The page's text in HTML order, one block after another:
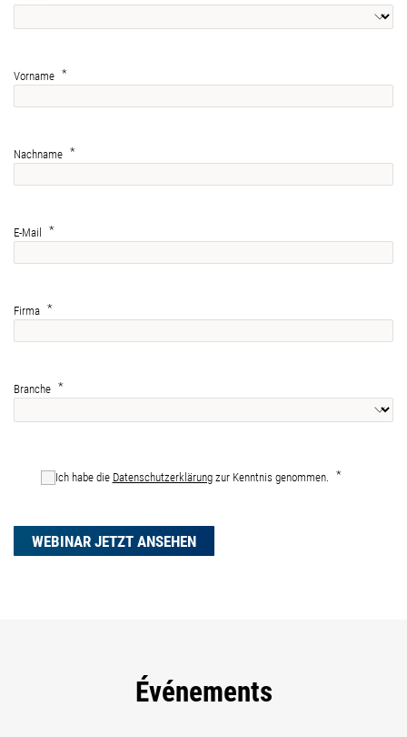
Vorname
Nachname
E-Mail
Firma
Branche
Ich habe die Datenschutzerklärung zur Kenntnis genommen.
WEBINAR JETZT ANSEHEN
Événements